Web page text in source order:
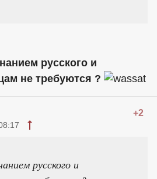
русского и
не требуются ?
+2
русского и